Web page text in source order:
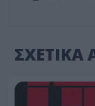
ΣΧΕΤΙΚΑ